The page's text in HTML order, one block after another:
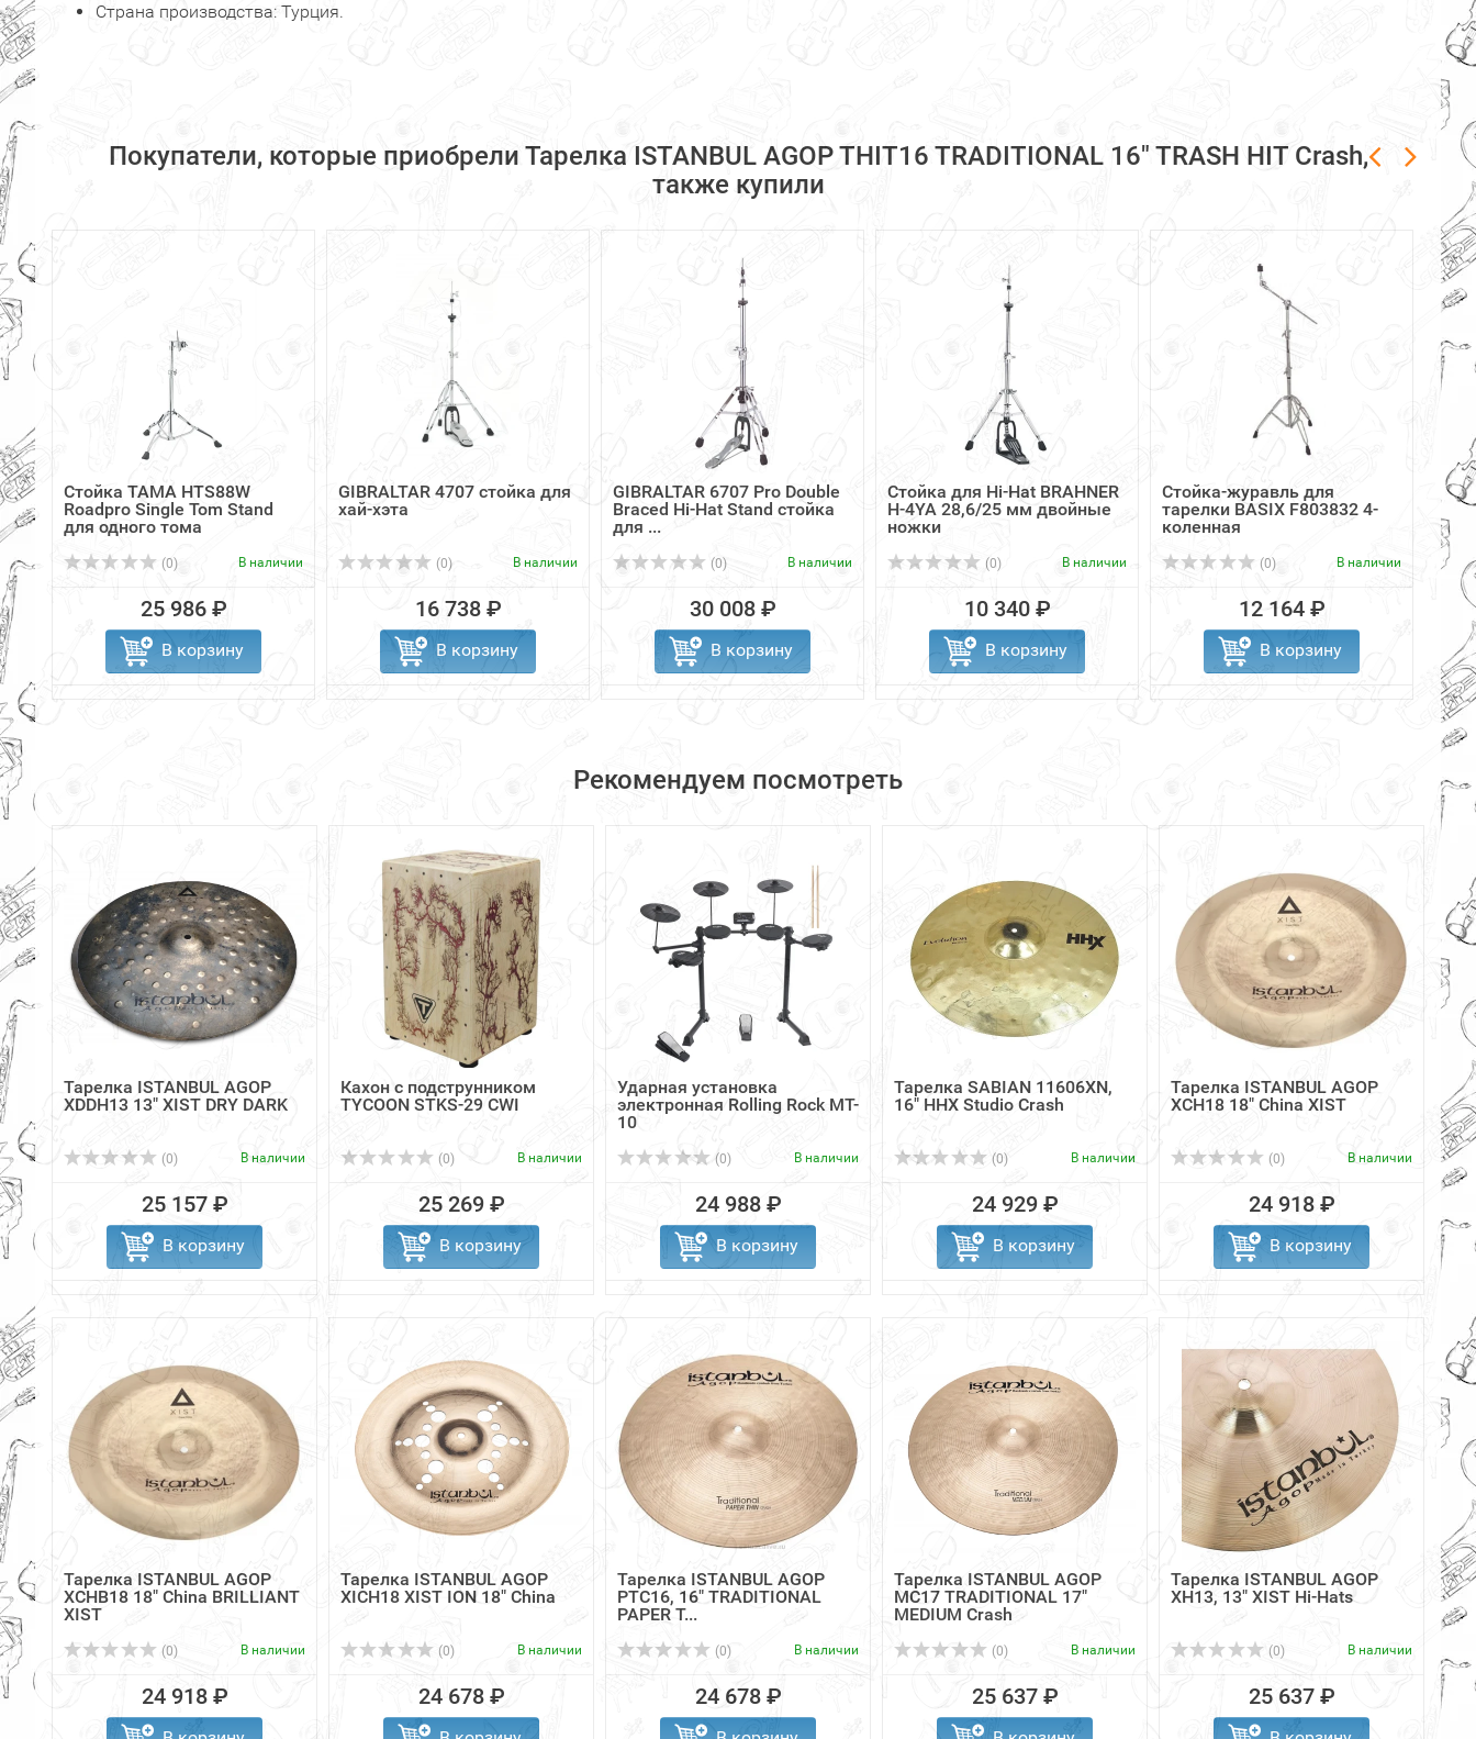
Страна производства: Турция.
Покупатели, которые приобрели Тарелка ISTANBUL AGOP THIT16 TRADITIONAL 16" TRASH HIT Crash,
также купили
Стойка TAMA HTS88W
Roadpro Single Tom Stand
для одного тома
(0) В наличии
25 986 ₽
В корзину
GIBRALTAR 4707 стойка для
хай-хэта
(0) В наличии
16 738 ₽
В корзину
GIBRALTAR 6707 Pro Double
Braced Hi-Hat Stand стойка
для ...
(0) В наличии
30 008 ₽
В корзину
Стойка для Hi-Hat BRAHNER
H-4YA 28,6/25 мм двойные
ножки
(0) В наличии
10 340 ₽
В корзину
Стойка-журавль для
тарелки BASIX F803832 4-
коленная
(0) В наличии
12 164 ₽
В корзину
для
Рекомендуем посмотреть
Тарелка ISTANBUL AGOP
XDDH13 13" XIST DRY DARK
(0) В наличии
25 157 ₽
В корзину
Кахон с подструнником
TYCOON STKS-29 CWI
(0) В наличии
25 269 ₽
В корзину
Ударная установка
электронная Rolling Rock MT-
10
(0) В наличии
24 988 ₽
В корзину
Тарелка SABIAN 11606XN,
16" HHX Studio Crash
(0) В наличии
24 929 ₽
В корзину
Тарелка ISTANBUL AGOP
XCH18 18" China XIST
(0) В наличии
24 918 ₽
В корзину
Тарелка ISTANBUL AGOP
XCHB18 18" China BRILLIANT
XIST
(0) В наличии
24 918 ₽
Тарелка ISTANBUL AGOP
XICH18 XIST ION 18" China
(0) В наличии
24 678 ₽
Тарелка ISTANBUL AGOP
PTC16, 16" TRADITIONAL
PAPER T...
(0) В наличии
24 678 ₽
Тарелка ISTANBUL AGOP
MC17 TRADITIONAL 17"
MEDIUM Crash
(0) В наличии
25 637 ₽
Тарелка ISTANBUL AGOP
XH13, 13" XIST Hi-Hats
(0) В наличии
25 637 ₽